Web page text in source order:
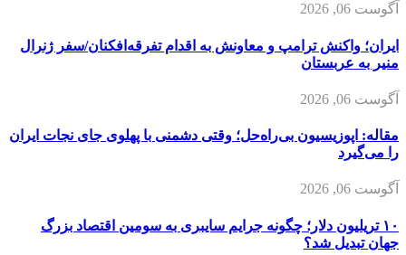
آگوست 06, 2026
ایران؛ واکنش ترامپ و معاونش به اقدام تفرقه‌افکنان/سفر ژنرال
منیر به عربستان
آگوست 06, 2026
مقاله: اپوزیسیون بی‌راه‌حل؛ وقتی دشمنی با پهلوی جای نجات ایران
را می‌گیرد
آگوست 06, 2026
۱۰ تریلیون دلار؛ چگونه جرایم سایبری به سومین اقتصاد بزرگ
جهان تبدیل شد؟